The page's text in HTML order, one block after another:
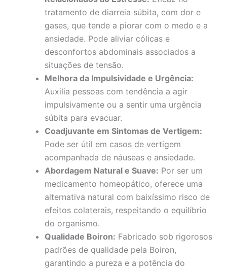
tratamento de diarreia súbita, com dor e
gases, que tende a piorar com o medo e a
ansiedade. Pode aliviar cólicas e
desconfortos abdominais associados a
situações de tensão.
Melhora da Impulsividade e Urgência:
Auxilia pessoas com tendência a agir
impulsivamente ou a sentir uma urgência
súbita para evacuar.
Coadjuvante em Sintomas de Vertigem:
Pode ser útil em casos de vertigem
acompanhada de náuseas e ansiedade.
Abordagem Natural e Suave: Por ser um
medicamento homeopático, oferece uma
alternativa natural com baixíssimo risco de
efeitos colaterais, respeitando o equilíbrio
do organismo.
Qualidade Boiron: Fabricado sob rigorosos
padrões de qualidade pela Boiron,
garantindo a pureza e a potência do